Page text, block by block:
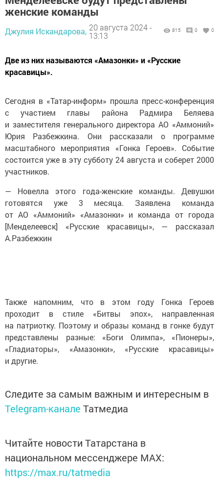
женские команды
Джулия Искандарова, 20 августа 2024 -
13:13
815 0 0
Две из них называются «Амазонки» и «Русские
красавицы».
Сегодня в «Татар-информ» прошла пресс-конференция
с участием главы района Радмира Беляева
и заместителя генерального директора АО «Аммоний»
Юрия Разбежкина. Они рассказали о программе
масштабного мероприятия «Гонка Героев». Событие
состоится уже в эту субботу 24 августа и соберет 2000
участников.
— Новелла этого года-женские команды. Девушки
готовятся уже 3 месяца. Заявлена команда
от АО «Аммоний» «Амазонки» и команда от города
[Менделеевск] «Русские красавицы», — рассказал
А.Разбежкин
Также напомним, что в этом году Гонка Героев
проходит в стиле «Битвы эпох», направленная
на патриотку. Поэтому и образы команд в гонке будут
представлены разные: «Боги Олимпа», «Пионеры»,
«Гладиаторы», «Амазонки», «Русские красавицы»
и другие.
Следите за самым важным и интересным в
Telegram-канале Татмедиа
Читайте новости Татарстана в
национальном мессенджере MАХ:
https://max.ru/tatmedia